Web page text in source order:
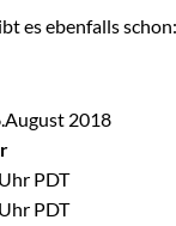
es ebenfalls schon:
2018
PDT
PDT